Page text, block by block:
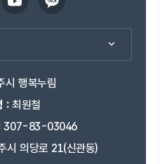
시 행복누림
:최원철
307-83-03046
시 의당로 21(신관동)